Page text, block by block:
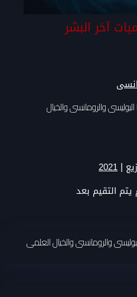
آخر البشر
والرومانسى والخيال
|
2021
يتم التقيم بعد
والرومانسى والخيال العلمى